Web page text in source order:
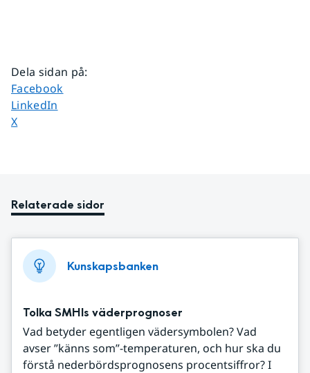
Dela sidan på:
Dela sidan på
Facebook
Dela sidan på
LinkedIn
Dela sidan på
X
Relaterade sidor
Kunskapsbanken
Tolka SMHIs väderprognoser
Vad betyder egentligen vädersymbolen? Vad
avser ”känns som”-temperaturen, och hur ska du
förstå nederbördsprognosens procentsiffror? I